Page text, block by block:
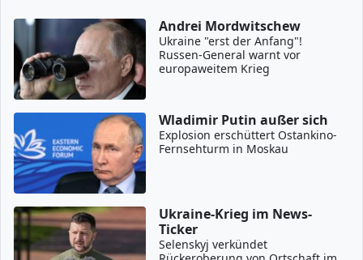
Andrei Mordwitschew
Ukraine "erst der Anfang"!
Russen-General warnt vor
europaweitem Krieg
Wladimir Putin außer sich
Explosion erschüttert Ostankino-
Fernsehturm in Moskau
Ukraine-Krieg im News-
Ticker
Selenskyj verkündet